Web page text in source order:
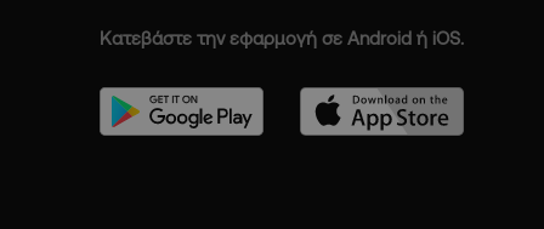
Κατεβάστε την εφαρμογή σε Android ή iOS.